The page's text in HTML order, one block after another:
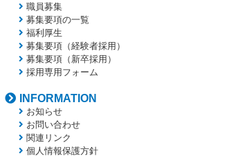
職員募集
募集要項の一覧
福利厚生
募集要項（経験者採用）
募集要項（新卒採用）
採用専用フォーム
INFORMATION
お知らせ
お問い合わせ
関連リンク
個人情報保護方針